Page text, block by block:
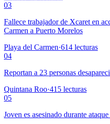
03
Fallece trabajador de Xcaret en
Carmen a Puerto Morelos
Playa del Carmen·614 lecturas
04
Reportan a 23 personas
Quintana Roo·415 lecturas
05
Joven es asesinado durante